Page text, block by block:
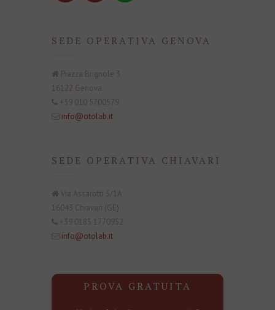
SEDE OPERATIVA GENOVA
Piazza Brignole 3
16122 Genova
+39 010 5700579
info@otolab.it
SEDE OPERATIVA CHIAVARI
Via Assarotti 5/1A
16043 Chiavari (GE)
+39 0185 1770952
info@otolab.it
PROVA GRATUITA